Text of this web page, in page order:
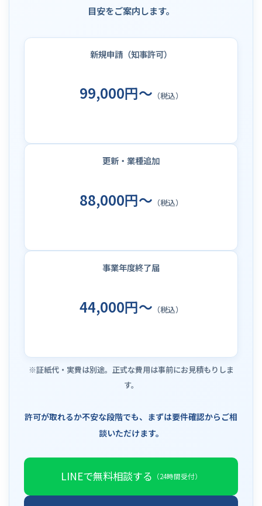
目安をご案内します。
新規申請（知事許可）
99,000円～ （税込）
更新・業種追加
88,000円～ （税込）
事業年度終了届
44,000円～ （税込）
※証紙代・実費は別途。正式な費用は事前にお見積もりしま
す。
許可が取れるか不安な段階でも、まずは要件確認からご相
談いただけます。
LINEで無料相談する （24時間受付）